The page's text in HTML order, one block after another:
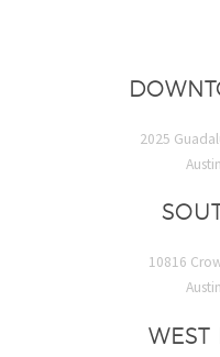
2025
10816
WEST